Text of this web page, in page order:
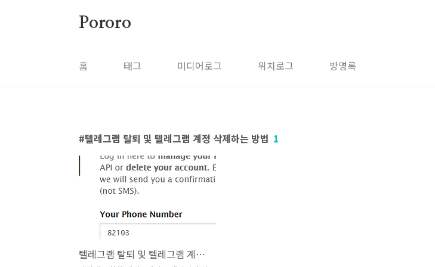
Pororo
홈 태그 미디어로그 위치로그 방명록
텔레그램 탈퇴 및 텔레그램 계정 삭제하는 방법 1
텔레그램 탈퇴 및 텔레그램 계정 삭제하는 매우 쉬운 방법